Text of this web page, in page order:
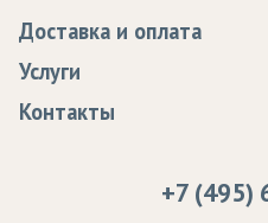
Статьи
Программа лояльности
Сертификаты качества
Судебные решения
Доставка и оплата
Доставка
Оплата
Услуги
Образцы
Контакты
+7 (495)